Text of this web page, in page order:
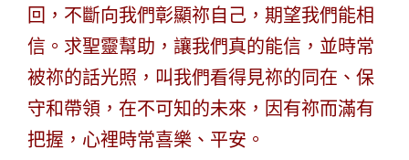
回，不斷向我們彰顯祢自己，期望我們能相
信。求聖靈幫助，讓我們真的能信，並時常
被祢的話光照，叫我們看得見祢的同在、保
守和帶領，在不可知的未來，因有祢而滿有
把握，心裡時常喜樂、平安。